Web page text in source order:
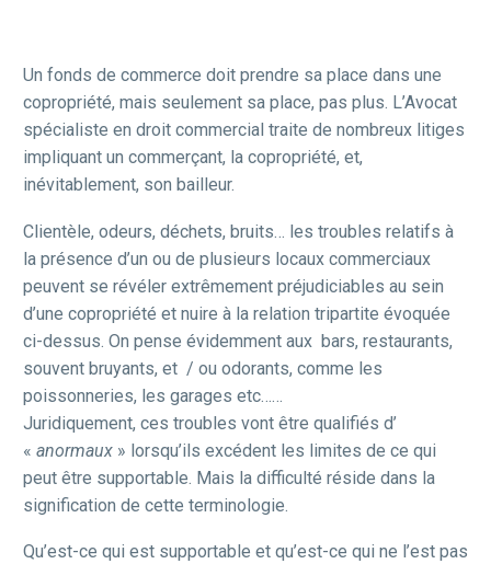
Un fonds de commerce doit prendre sa place dans une
copropriété, mais seulement sa place, pas plus. L’Avocat
spécialiste en droit commercial traite de nombreux litiges
impliquant un commerçant, la copropriété, et,
inévitablement, son bailleur.
Clientèle, odeurs, déchets, bruits… les troubles relatifs à
la présence d’un ou de plusieurs locaux commerciaux
peuvent se révéler extrêmement préjudiciables au sein
d’une copropriété et nuire à la relation tripartite évoquée
ci-dessus. On pense évidemment aux bars, restaurants,
souvent bruyants, et / ou odorants, comme les
poissonneries, les garages etc……
Juridiquement, ces troubles vont être qualifiés d’
« anormaux » lorsqu’ils excédent les limites de ce qui
peut être supportable. Mais la difficulté réside dans la
signification de cette terminologie.
Qu’est-ce qui est supportable et qu’est-ce qui ne l’est pas